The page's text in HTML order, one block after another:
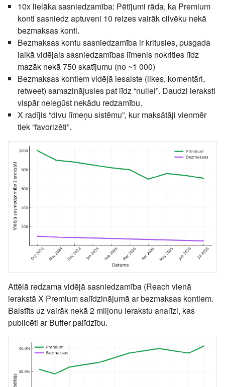
10x lielāka sasniedzamība: Pētījumi rāda, ka Premium
konti sasniedz aptuveni 10 reizes vairāk cilvēku nekā
bezmaksas konti.
Bezmaksas kontu sasniedzamība ir kritusies, pusgada
laikā vidējais sasniedzamības līmenis nokrities līdz
mazāk nekā 750 skatījumu (no ~1 000)
Bezmaksas kontiem vidējā iesaiste (likes, komentāri,
retweet) samazinājusies pat līdz “nullei”. Daudzi ieraksti
vispār neiegūst nekādu redzamību.
X radījis “divu līmeņu sistēmu”, kur maksātāji vienmēr
tiek “favorizēti”.
Attēlā redzama vidējā sasniedzamība (Reach vienā
ierakstā X Premium salīdzinājumā ar bezmaksas kontiem.
Balstīts uz vairāk nekā 2 miljonu ierakstu analīzi, kas
publicēti ar Buffer palīdzību.